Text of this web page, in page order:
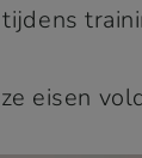
eisen